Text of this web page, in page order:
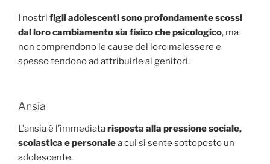
I nostri figli adolescenti sono profondamente scossi
dal loro cambiamento sia fisico che psicologico, ma
non comprendono le cause del loro malessere e
spesso tendono ad attribuirle ai genitori.
Ansia
L’ansia è l’immediatarisposta alla pressione sociale,
scolastica e personalea cui si sente sottoposto un
adolescente.